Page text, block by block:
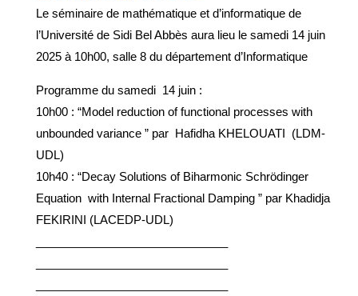
Le séminaire de mathématique et d’informatique de
l’Université de Sidi Bel Abbès aura lieu le samedi 14 juin
2025 à 10h00, salle 8 du département d’Informatique
Programme du samedi 14 juin :
10h00 : “Model reduction of functional processes with
unbounded variance ” par Hafidha KHELOUATI (LDM-
UDL)
10h40 : “Decay Solutions of Biharmonic Schrödinger
Equation with Internal Fractional Damping ” par Khadidja
FEKIRINI (LACEDP-UDL)